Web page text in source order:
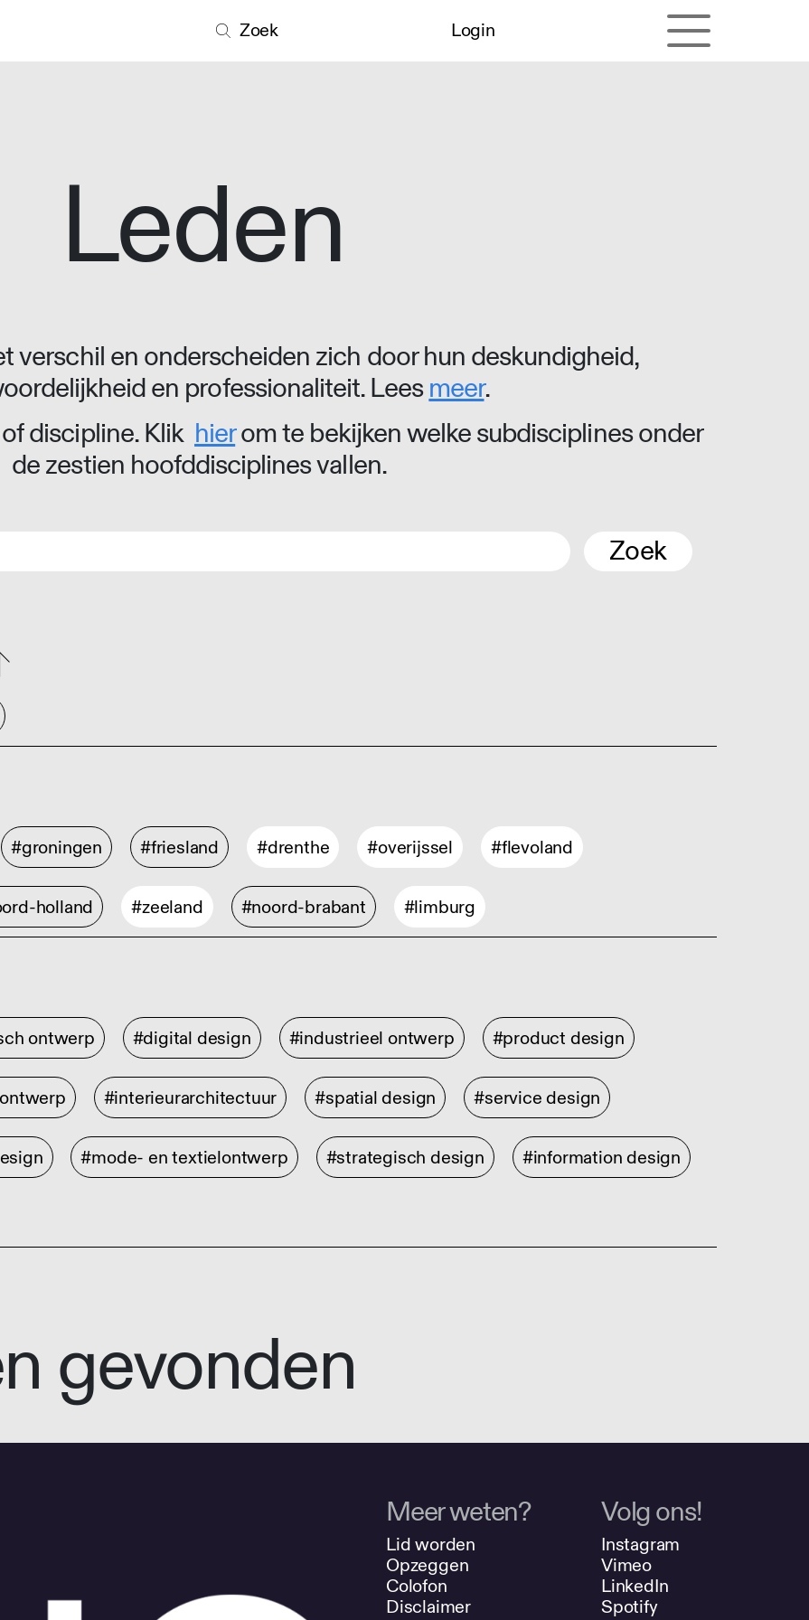
Zoek Login
Leden
verschil en onderscheiden zich door hun deskundigheid,
en professionaliteit. Leesmeer.
discipline. Klik hierom te bekijken welke subdisciplines onder
de zestien hoofddisciplines vallen.
Zoek
#groningen #friesland #drenthe #overijssel #flevoland
holland #zeeland #noord-brabant #limburg
ontwerp #digital design #industrieel ontwerp #product design
#interieurarchitectuur #spatial design #service design
#mode- en textielontwerp #strategisch design #information design
gevonden
Meer weten?
Lid worden
Opzeggen
Colofon
Disclaimer
Volg ons!
Instagram
Vimeo
LinkedIn
Spotify